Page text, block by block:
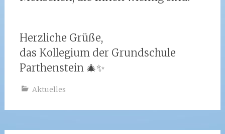
Herzliche Grüße,
das Kollegium der Grundschule
Parthenstein 🎄✨
Aktuelles